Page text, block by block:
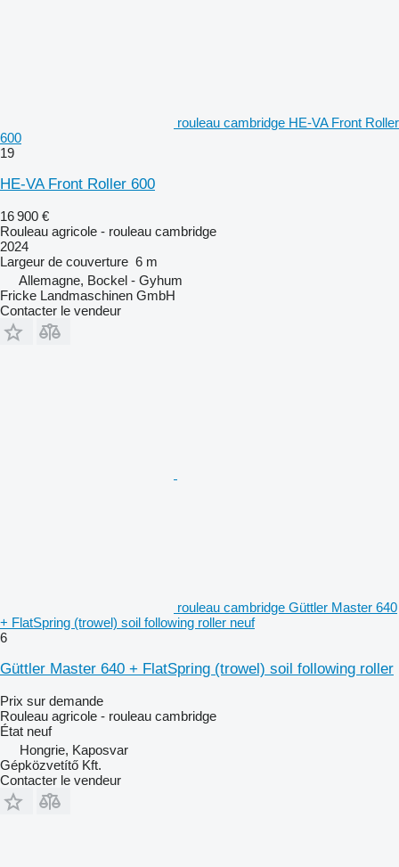
rouleau cambridge HE-VA Front Roller
600
19
HE-VA Front Roller 600
16 900 €
Rouleau agricole - rouleau cambridge
2024
Largeur de couverture 6 m
Allemagne, Bockel - Gyhum
Fricke Landmaschinen GmbH
Contacter le vendeur
rouleau cambridge Güttler Master 640
+ FlatSpring (trowel) soil following roller neuf
6
Güttler Master 640 + FlatSpring (trowel) soil following roller
Prix sur demande
Rouleau agricole - rouleau cambridge
État neuf
Hongrie, Kaposvar
Gépközvetítő Kft.
Contacter le vendeur